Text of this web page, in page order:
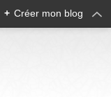
+ Créer mon blog